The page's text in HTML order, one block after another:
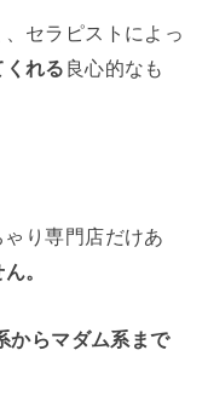
、セラピストによっ
れる 良心的なも
り専門店だけあ
。
からマダム系まで